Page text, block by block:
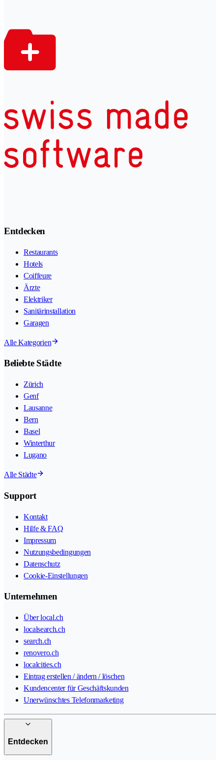
Entdecken
Restaurants
Hotels
Coiffeure
Ärzte
Elektriker
Sanitärinstallation
Garagen
Alle Kategorien
Beliebte Städte
Zürich
Genf
Lausanne
Bern
Basel
Winterthur
Lugano
Alle Städte
Support
Kontakt
Hilfe & FAQ
Impressum
Nutzungsbedingungen
Datenschutz
Cookie-Einstellungen
Unternehmen
Über local.ch
localsearch.ch
search.ch
renovero.ch
localcities.ch
Eintrag erstellen / ändern / löschen
Kundencenter für Geschäftskunden
Unerwünschtes Telefonmarketing
Entdecken